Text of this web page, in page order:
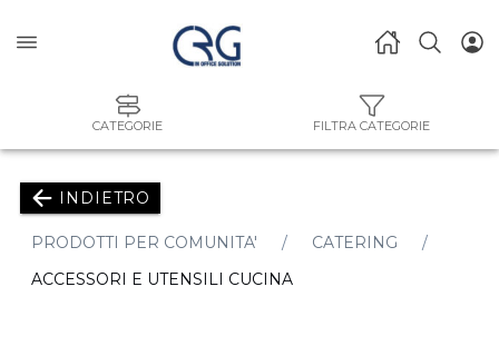
CATEGORIE FILTRA CATEGORIE
INDIETRO
PRODOTTI PER COMUNITA'
CATERING
ACCESSORI E UTENSILI CUCINA